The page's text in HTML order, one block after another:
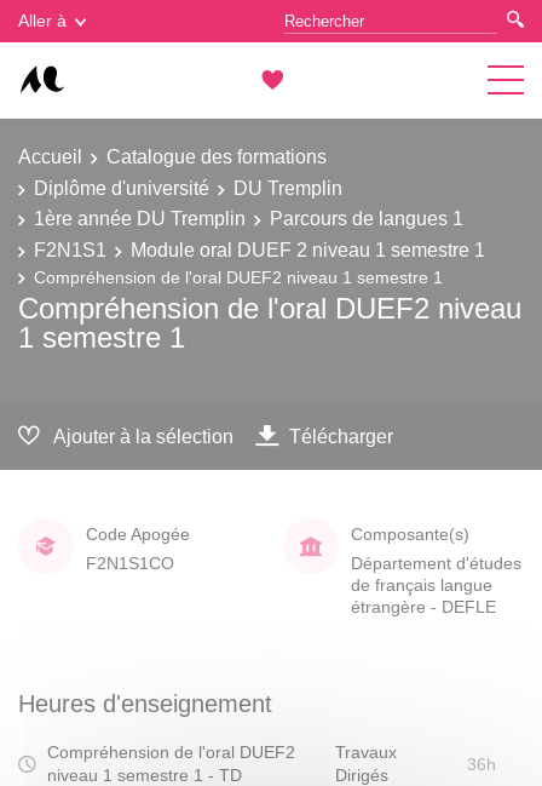
Aller à
Accueil
Catalogue des formations
Diplôme d'université
DU Tremplin
1ère année DU Tremplin
Parcours de langues 1
F2N1S1
Module oral DUEF 2 niveau 1 semestre 1
Compréhension de l'oral DUEF2 niveau 1 semestre 1
Compréhension de l'oral DUEF2 niveau
1 semestre 1
Ajouter à la sélection Télécharger
Code Apogée
F2N1S1CO
Composante(s)
Département d'études
de français langue
étrangère - DEFLE
Heures d'enseignement
Compréhension de l'oral DUEF2
niveau 1 semestre 1 - TD
Travaux
Dirigés
36h
Gestion des cookies